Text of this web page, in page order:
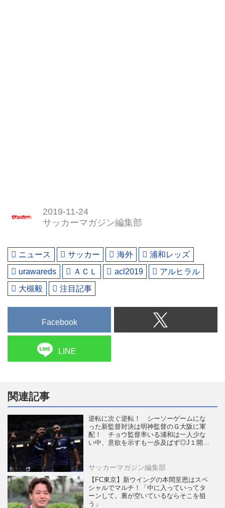
2019-11-24
サッカーマガジン編集部
ニュース サッカー 海外
浦和レッズ
urawareds
ＡＣＬ acl2019
アルヒラル
大槻毅
注目記事
Facebook
LINE
関連記事
逆転に次ぐ逆転！ シーソーゲームにな
った新監督対決は明神監督のＧ大阪に軍
配！ チョウ監督率いる浦和は一人少な
い中、意欲を示すも一歩及ばず◎J１開幕
サッカーマガジン編集部
【FC東京】新ウイングの本間至恩はスペ
シャルでマルチ！「中に入っていってタ
ーンして。裏が空いているならそこを狙
う」